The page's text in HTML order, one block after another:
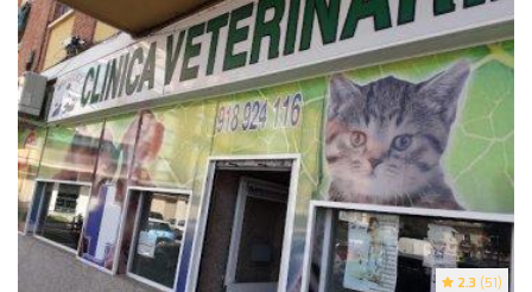
2.3 (51)